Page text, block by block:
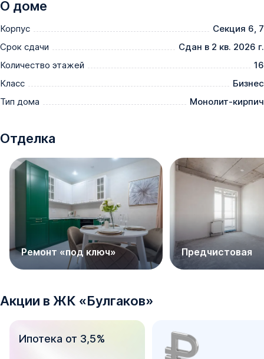
условия с бесплатным оформлением и полным
сопровождением сделки.
О доме
Корпус
Секция 6, 7
Срок сдачи
Сдан в 2 кв. 2026 г.
Количество этажей
16
Класс
Бизнес
Тип дома
Монолит-кирпич
Отделка
Ремонт «под ключ» Предчистовая
Акции в ЖК «Булгаков»
Ипотека от 3,5%